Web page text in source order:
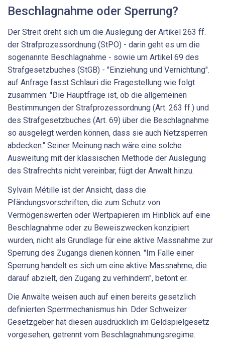
Beschlagnahme oder Sperrung?
Der Streit dreht sich um die Auslegung der Artikel 263 ff.
der Strafprozessordnung (StPO) - darin geht es um die
sogenannte Beschlagnahme - sowie um Artikel 69 des
Strafgesetzbuches (StGB) - "Einziehung und Vernichtung".
auf Anfrage fasst Schlauri die Fragestellung wie folgt
zusammen: "Die Hauptfrage ist, ob die allgemeinen
Bestimmungen der Strafprozessordnung (Art. 263 ff.) und
des Strafgesetzbuches (Art. 69) über die Beschlagnahme
so ausgelegt werden können, dass sie auch Netzsperren
abdecken." Seiner Meinung nach wäre eine solche
Ausweitung mit der klassischen Methode der Auslegung
des Strafrechts nicht vereinbar, fügt der Anwalt hinzu.
Sylvain Métille ist der Ansicht, dass die
Pfändungsvorschriften, die zum Schutz von
Vermögenswerten oder Wertpapieren im Hinblick auf eine
Beschlagnahme oder zu Beweiszwecken konzipiert
wurden, nicht als Grundlage für eine aktive Massnahme zur
Sperrung des Zugangs dienen können. "Im Falle einer
Sperrung handelt es sich um eine aktive Massnahme, die
darauf abzielt, den Zugang zu verhindern", betont er.
Die Anwälte weisen auch auf einen bereits gesetzlich
definierten Sperrmechanismus hin. Dder Schweizer
Gesetzgeber hat diesen ausdrücklich im Geldspielgesetz
vorgesehen, getrennt vom Beschlagnahmungsregime.